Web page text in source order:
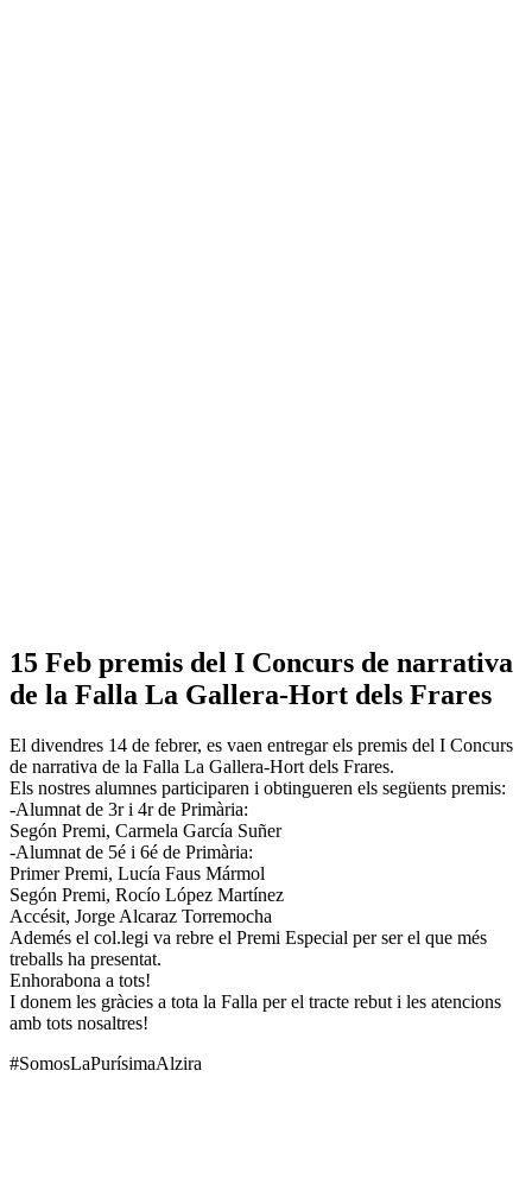
15 Feb premis del I Concurs de narrativa
de la Falla La Gallera-Hort dels Frares
El divendres 14 de febrer, es vaen entregar els premis del I Concurs
de narrativa de la Falla La Gallera-Hort dels Frares.
Els nostres alumnes participaren i obtingueren els següents premis:
-Alumnat de 3r i 4r de Primària:
Segón Premi, Carmela García Suñer
-Alumnat de 5é i 6é de Primària:
Primer Premi, Lucía Faus Mármol
Segón Premi, Rocío López Martínez
Accésit, Jorge Alcaraz Torremocha
Ademés el col.legi va rebre el Premi Especial per ser el que més
treballs ha presentat.
Enhorabona a tots!
I donem les gràcies a tota la Falla per el tracte rebut i les atencions
amb tots nosaltres!
#SomosLaPurísimaAlzira